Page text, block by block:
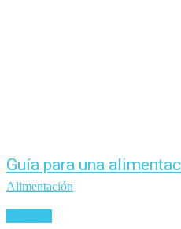
Guía para una
Alimentación